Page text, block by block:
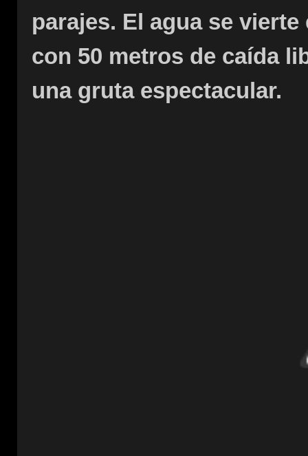
parajes. El agua se
con 50 metros de caída
una gruta espectacular.